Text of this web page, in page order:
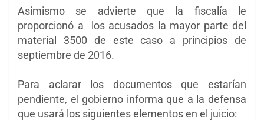
Asimismo se advierte que la fiscalía le
proporcionó a los acusados ​​la mayor parte del
material 3500 de este caso a principios de
septiembre de 2016.
Para aclarar los documentos que estarían
pendiente, el gobierno informa que a la defensa
que usará los siguientes elementos en el juicio: